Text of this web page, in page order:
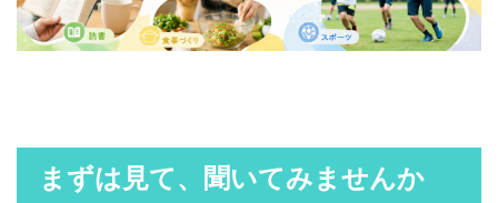
まずは見て、聞いてみませんか